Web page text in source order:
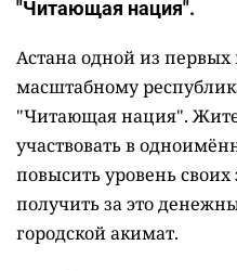
"Читающая нация".
Астана одной из
масштабному
"Читающая нация".
участвовать в
повысить уровень
получить за это
городской акимат.